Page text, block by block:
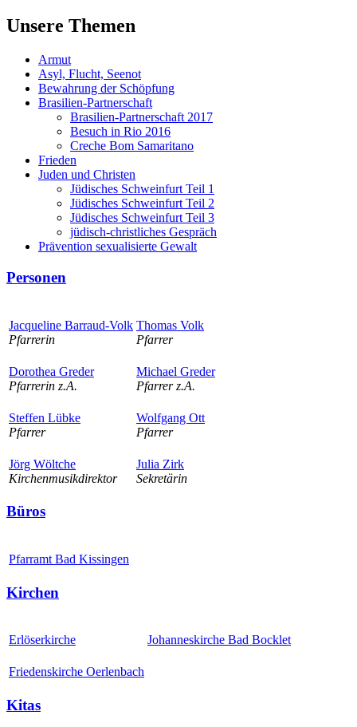
Unsere Themen
Armut
Asyl, Flucht, Seenot
Bewahrung der Schöpfung
Brasilien-Partnerschaft
Brasilien-Partnerschaft 2017
Besuch in Rio 2016
Creche Bom Samaritano
Frieden
Juden und Christen
Jüdisches Schweinfurt Teil 1
Jüdisches Schweinfurt Teil 2
Jüdisches Schweinfurt Teil 3
jüdisch-christliches Gespräch
Prävention sexualisierte Gewalt
Personen
Jacqueline Barraud-Volk
Pfarrerin
Thomas Volk
Pfarrer
Dorothea Greder
Pfarrerin z.A.
Michael Greder
Pfarrer z.A.
Steffen Lübke
Pfarrer
Wolfgang Ott
Pfarrer
Jörg Wöltche
Kirchenmusikdirektor
Julia Zirk
Sekretärin
Büros
Pfarramt Bad Kissingen
Kirchen
Erlöserkirche Johanneskirche Bad Bocklet
Friedenskirche Oerlenbach
Kitas